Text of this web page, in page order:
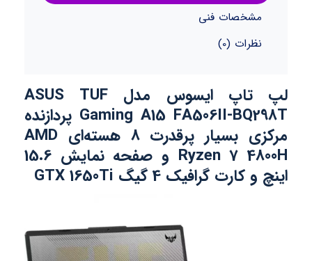
مشخصات فنی
نظرات (0)
لپ تاپ ایسوس مدل ASUS TUF
Gaming A15 FA506II-BQ298T پردازنده
مرکزی بسیار پرقدرت 8 هسته‌ای AMD
Ryzen 7 4800H و صفحه نمایش 15.6
اینچ و کارت گرافیک 4 گیگ GTX 1650Ti